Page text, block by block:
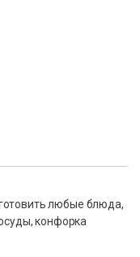
любые блюда,
конфорка